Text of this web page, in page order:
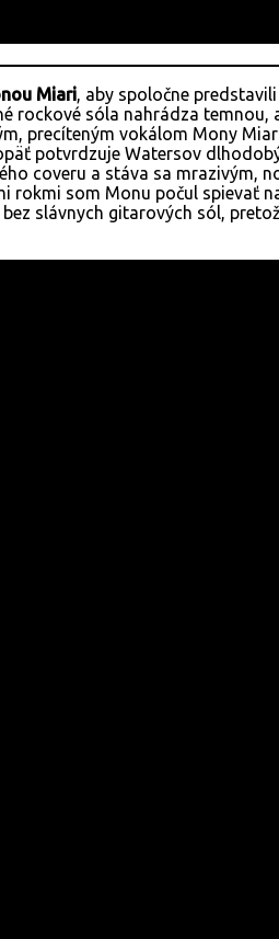
Miari, aby spoločne
rockové sóla nahrádza
precíteným vokálom Mony
potvrdzuje Watersov
coveru a stáva sa mrazivým,
som Monu počul spievať
slávnych gitarových sól,